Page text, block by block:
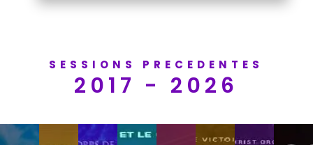
SESSIONS PRECEDENTES
2017 - 2026